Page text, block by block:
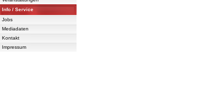
Info / Service
Jobs
Mediadaten
Kontakt
Impressum